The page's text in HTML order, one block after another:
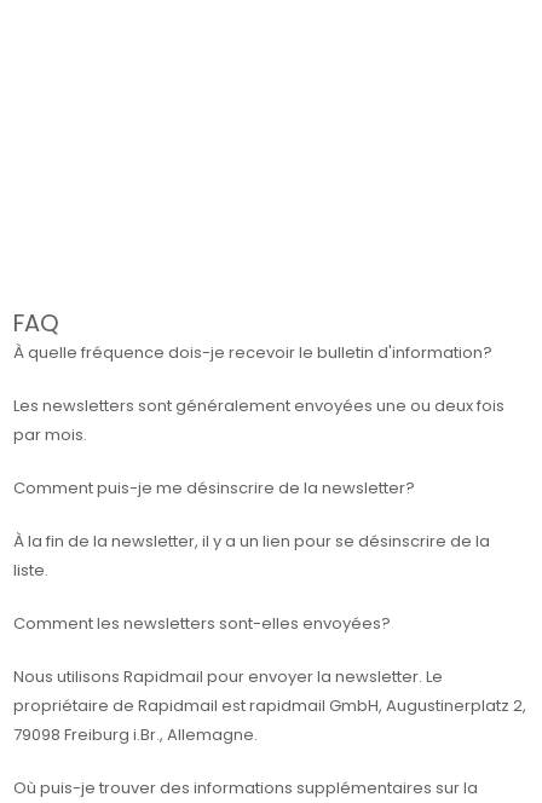
FAQ
À quelle fréquence dois-je recevoir le bulletin d'information?
Les newsletters sont généralement envoyées une ou deux fois
par mois.
Comment puis-je me désinscrire de la newsletter?
À la fin de la newsletter, il y a un lien pour se désinscrire de la
liste.
Comment les newsletters sont-elles envoyées?
Nous utilisons Rapidmail pour envoyer la newsletter. Le
propriétaire de Rapidmail est rapidmail GmbH, Augustinerplatz 2,
79098 Freiburg i.Br., Allemagne.
Où puis-je trouver des informations supplémentaires sur la